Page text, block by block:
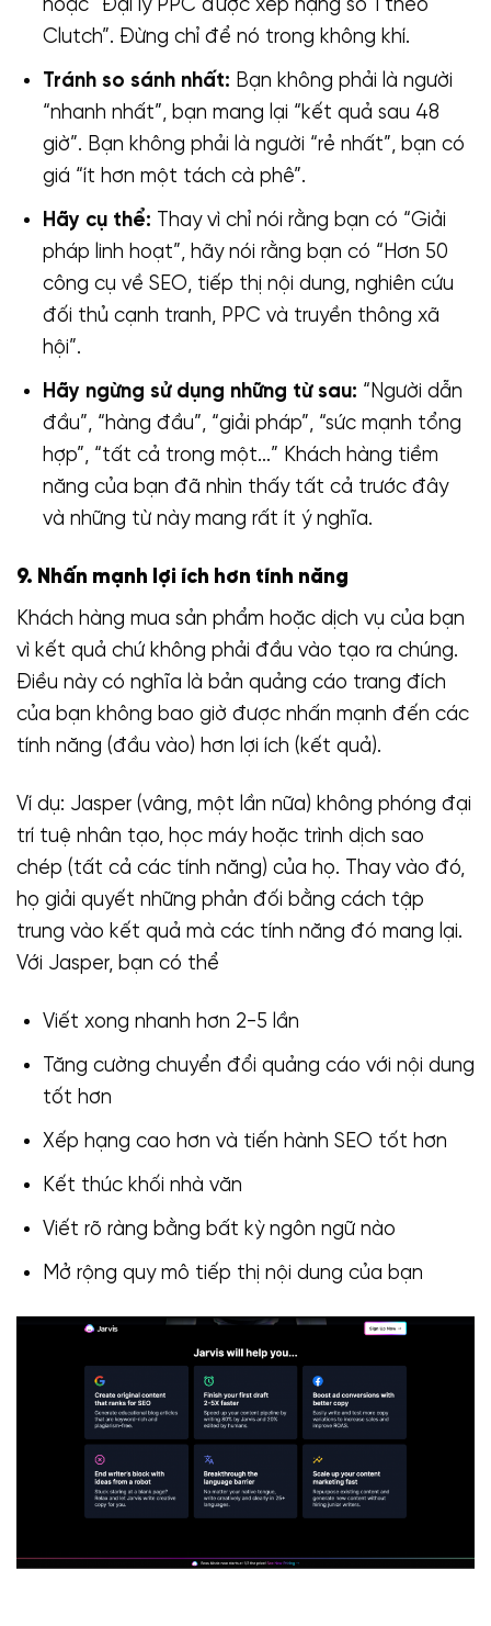
hoặc “Đại lý PPC được xếp hạng số 1 theo
Clutch”. Đừng chỉ để nó trong không khí.
Tránh so sánh nhất: Bạn không phải là người
“nhanh nhất”, bạn mang lại “kết quả sau 48
giờ”. Bạn không phải là người “rẻ nhất”, bạn có
giá “ít hơn một tách cà phê”.
Hãy cụ thể: Thay vì chỉ nói rằng bạn có “Giải
pháp linh hoạt”, hãy nói rằng bạn có “Hơn 50
công cụ về SEO, tiếp thị nội dung, nghiên cứu
đối thủ cạnh tranh, PPC và truyền thông xã
hội”.
Hãy ngừng sử dụng những từ sau: “Người dẫn
đầu”, “hàng đầu”, “giải pháp”, “sức mạnh tổng
hợp”, “tất cả trong một…” Khách hàng tiềm
năng của bạn đã nhìn thấy tất cả trước đây
và những từ này mang rất ít ý nghĩa.
9. Nhấn mạnh lợi ích hơn tính năng
Khách hàng mua sản phẩm hoặc dịch vụ của bạn
vì kết quả chứ không phải đầu vào tạo ra chúng.
Điều này có nghĩa là bản quảng cáo trang đích
của bạn không bao giờ được nhấn mạnh đến các
tính năng (đầu vào) hơn lợi ích (kết quả).
Ví dụ: Jasper (vâng, một lần nữa) không phóng đại
trí tuệ nhân tạo, học máy hoặc trình dịch sao
chép (tất cả các tính năng) của họ. Thay vào đó,
họ giải quyết những phản đối bằng cách tập
trung vào kết quả mà các tính năng đó mang lại.
Với Jasper, bạn có thể
Viết xong nhanh hơn 2-5 lần
Tăng cường chuyển đổi quảng cáo với nội dung
tốt hơn
Xếp hạng cao hơn và tiến hành SEO tốt hơn
Kết thúc khối nhà văn
Viết rõ ràng bằng bất kỳ ngôn ngữ nào
Mở rộng quy mô tiếp thị nội dung của bạn